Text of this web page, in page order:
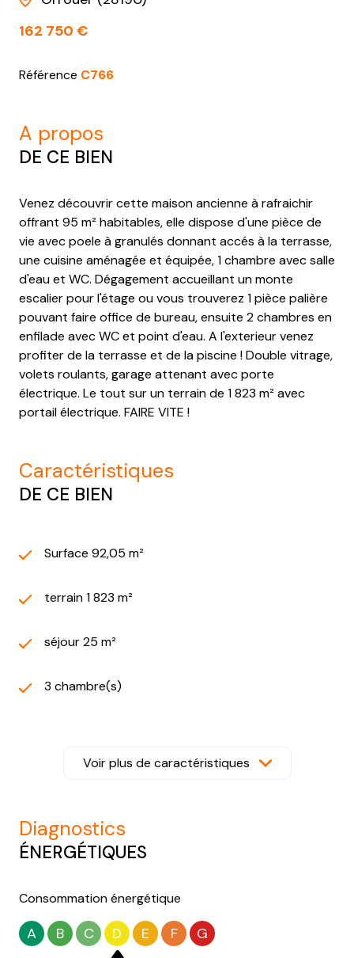
162 750 €
Référence C766
a propos
DE CE BIEN
Venez découvrir cette maison ancienne à rafraichir
offrant 95 m² habitables, elle dispose d'une pièce de
vie avec poele à granulés donnant accés à la terrasse,
une cuisine aménagée et équipée, 1 chambre avec salle
d'eau et WC. Dégagement accueillant un monte
escalier pour l'étage ou vous trouverez 1 pièce palière
pouvant faire office de bureau, ensuite 2 chambres en
enfilade avec WC et point d'eau. A l'exterieur venez
profiter de la terrasse et de la piscine ! Double vitrage,
volets roulants, garage attenant avec porte
électrique. Le tout sur un terrain de 1 823 m² avec
portail électrique. FAIRE VITE !
caractéristiques
DE CE BIEN
Surface 92,05 m²
terrain 1 823 m²
séjour 25 m²
3 chambre(s)
construit en 1900
cuisine séparée (équipée)
Chauffage individuel : radiateur (electrique)
Chauffage central : poêle (granules)
Voir plus de caractéristiques
diagnostics
ÉNERGÉTIQUES
Consommation énergétique
A B C D E F G